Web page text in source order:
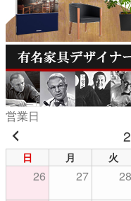
営業日
日 月 火
26 27 28